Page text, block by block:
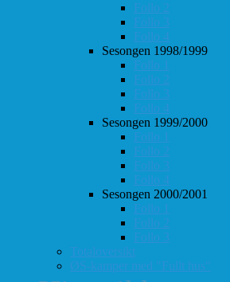
Follo 2
Follo 3
Follo 4
Sesongen 1998/1999
Follo 1
Follo 2
Follo 3
Follo 4
Sesongen 1999/2000
Follo 1
Follo 2
Follo 3
Follo 4
Sesongen 2000/2001
Follo 1
Follo 2
Follo 3
Totaloversikt
ØS-kamper med "Fullt hus"